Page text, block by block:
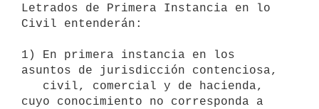
Letrados de Primera Instancia en lo
Civil entenderán:
1) En primera instancia en los
asuntos de jurisdicción contenciosa,
cuyo conocimiento no corresponda a